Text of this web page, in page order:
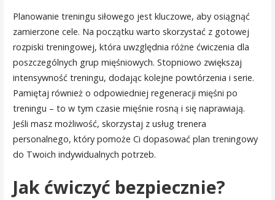
Planowanie treningu siłowego jest kluczowe, aby osiągnąć
zamierzone cele. Na początku warto skorzystać z gotowej
rozpiski treningowej, która uwzględnia różne ćwiczenia dla
poszczególnych grup mięśniowych. Stopniowo zwiększaj
intensywność treningu, dodając kolejne powtórzenia i serie.
Pamiętaj również o odpowiedniej regeneracji mięśni po
treningu – to w tym czasie mięśnie rosną i się naprawiają.
Jeśli masz możliwość, skorzystaj z usług trenera
personalnego, który pomoże Ci dopasować plan treningowy
do Twoich indywidualnych potrzeb.
Jak ćwiczyć bezpiecznie?